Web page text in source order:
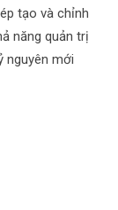
tạo và chỉnh
năng quản trị
nguyên mới